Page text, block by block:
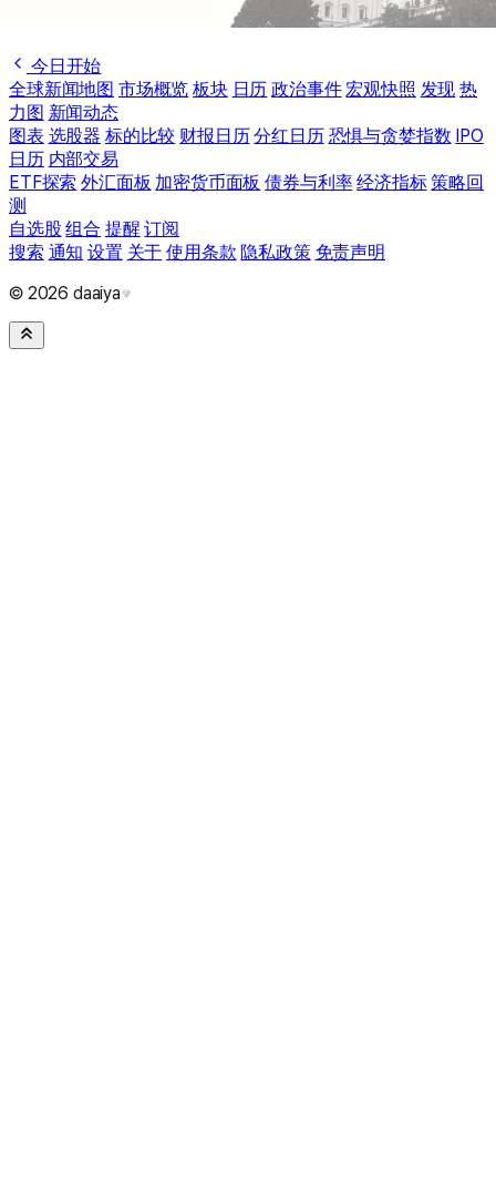
今日开始
全球新闻地图 市场概览 板块 日历 政治事件 宏观快照 发现 热
力图 新闻动态
图表 选股器 标的比较 财报日历 分红日历 恐惧与贪婪指数 IPO
日历 内部交易
ETF探索 外汇面板 加密货币面板 债券与利率 经济指标 策略回
测
自选股 组合 提醒 订阅
搜索 通知 设置 关于 使用条款 隐私政策 免责声明
© 2026 daaiya